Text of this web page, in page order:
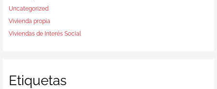
Uncategorized
Vivienda propia
Viviendas de Interés Social
Etiquetas